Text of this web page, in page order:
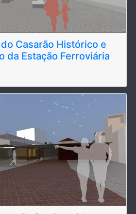
Casarão Histórico e
da Estação Ferroviária